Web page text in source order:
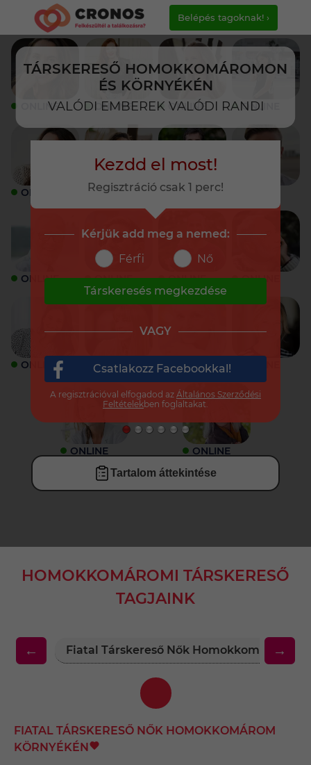
TÁRSKERESŐ HOMOKKOMÁROMON
ÉS KÖRNYÉKÉN
VALÓDI EMBEREK VALÓDI RANDI
Belépés tagoknak! ›
ONLINE ONLINE ONLINE ONLINE
ONLINE ONLINE ONLINE
ONLINE ONLINE ONLINE ONLINE
ONLINE ONLINE ONLINE
ONLINE ONLINE
Tartalom áttekintése
HOMOKKOMÁROMI TÁRSKERESŐ
TAGJAINK
← Fiatal Társkereső Nők Homokkomárom
→
FIATAL TÁRSKERESŐ NŐK HOMOKKOMÁROM
KÖRNYÉKÉN
Kezdd el most!
Regisztráció csak 1 perc!
Kérjük add meg a nemed:
Férfi
Nő
Társkeresés megkezdése
VAGY
Csatlakozz Facebookkal!
A regisztrációval elfogadod az Általános Szerződési
Feltételekben foglaltakat.